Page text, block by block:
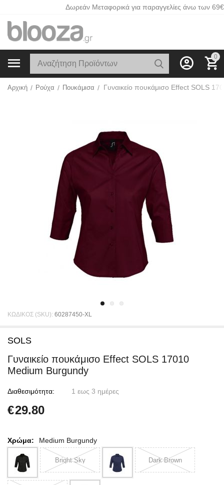
Δωρεάν Μεταφορικά για παραγγελίες άνω των 69€
0
Αρχική / Ρούχα / Πουκάμισα /
ΚΩΔΙΚΟΣ (SKU): 60287450-XL
SOLS
Γυναικείο πουκάμισο Effect SOLS 17010
Medium Burgundy
Διαθεσιμότητα: 1 εως 3 ημέρες
€29.80
Χρώμα: Medium Burgundy
Bright Sky Dark Brown